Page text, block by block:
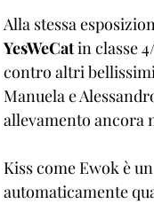
Alla stessa
YesWeCat in classe
contro altri
Manuela e
allevamento ancora
Kiss come Ewok è
automaticamente